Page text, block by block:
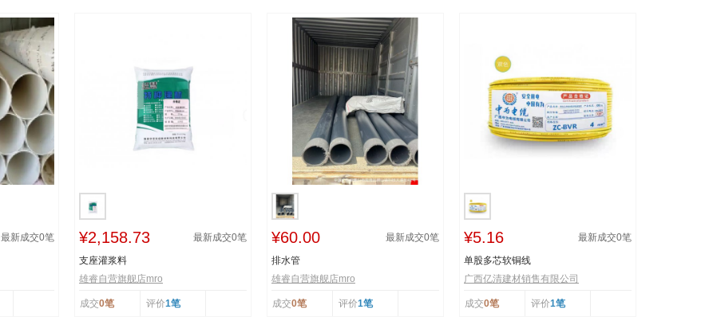
最新成交0笔 ¥2,158.73 最新成交0笔
支座灌浆料
雄睿自营旗舰店mro
成交0笔 评价1笔
¥60.00 最新成交0笔
排水管
雄睿自营旗舰店mro
成交0笔 评价1笔
¥5.16 最新成交0笔
单股多芯软铜线
广西亿清建材销售有限公司
成交0笔 评价1笔